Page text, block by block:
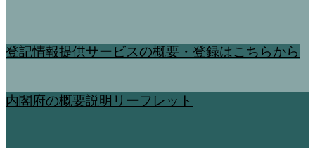
登記情報提供サービスの概要・登録はこちらから
内閣府の概要説明リーフレット